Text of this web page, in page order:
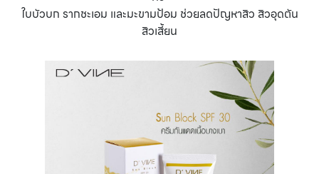
ใบบัวบก รากชะเอม และมะขามป้อม ช่วยลดปัญหาสิว สิวอุดตัน
สิวเสี้ยน